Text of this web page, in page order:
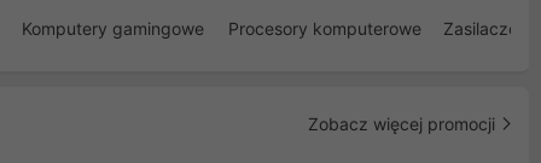
Komputery gamingowe Procesory komputerowe Zasilacze
Zobacz więcej promocji